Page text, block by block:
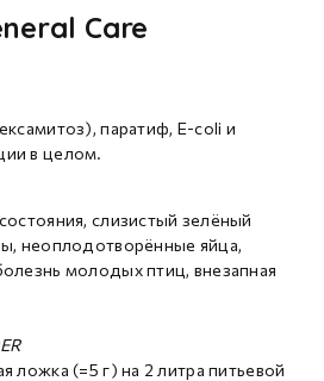
Care
паратиф, E-coli и
в целом.
слизистый зелёный
неоплодотворённые яйца,
молодых птиц, внезапная
ложка (=5 г) на 2 литра питьевой